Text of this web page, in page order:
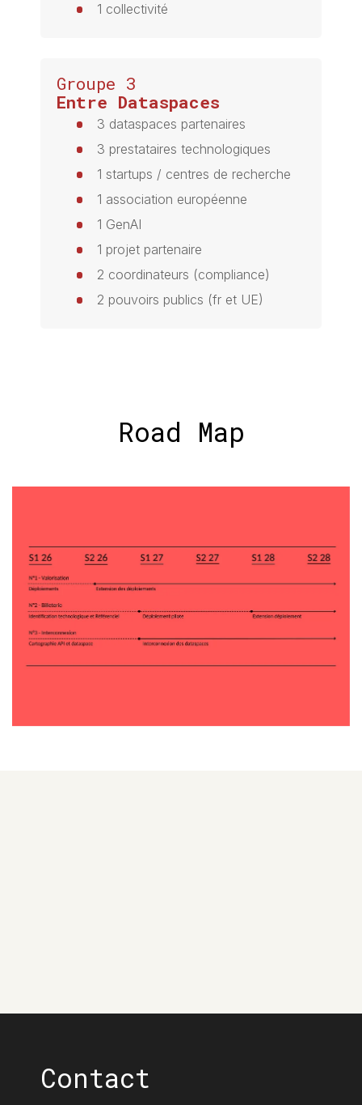
1 collectivité
Groupe 3
Entre Dataspaces
3 dataspaces partenaires
3 prestataires technologiques
1 startups / centres de recherche
1 association européenne
1 GenAI
1 projet partenaire
2 coordinateurs (compliance)
2 pouvoirs publics (fr et UE)
Road Map
Contact